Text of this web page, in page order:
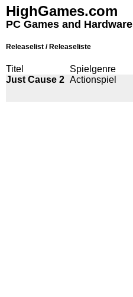
HighGames.com
PC Games and Hardware
Releaselist / Releaseliste
Titel Spielgenre
Just Cause 2 Actionspiel